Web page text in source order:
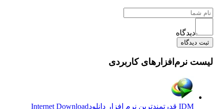
دیدگاه
نرم‌افزارهای کاربردی
Internet Download